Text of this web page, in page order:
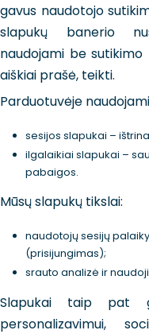
gavus naudotojo
slapukų banerio
naudojami be
aiškiai prašė, teikti.
Parduotuvėje
sesijos slapukai –
ilgalaikiai slapukai –
pabaigos.
Mūsų slapukų tikslai:
naudotojų sesijų
(prisijungimas);
srauto analizė ir
Slapukai taip pat
personalizavimui,